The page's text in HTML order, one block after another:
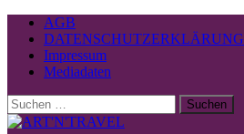
AGB
DATENSCHUTZERKLÄRUNG
Impressum
Mediadaten
Suchen
nach: